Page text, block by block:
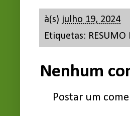
à(s) julho 19, 2024
Etiquetas: RESUMO
Nenhum
Postar um